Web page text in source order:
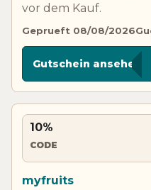
vor dem Kauf.
Geprueft 08/08/2026
Gutschein ansehen
10%
CODE
myfruits